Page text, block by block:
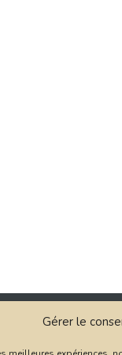
Gérer le